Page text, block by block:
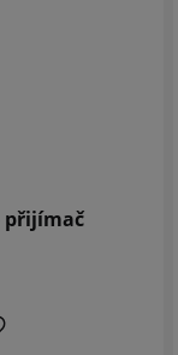
přijímač